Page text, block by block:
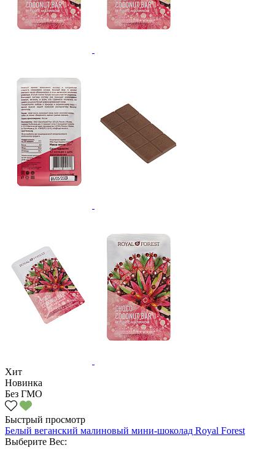
Хит
Новинка
Без ГМО
Быстрый просмотр
Белый веганский малиновый мини-шоколад Royal Forest
Выберите Вес: